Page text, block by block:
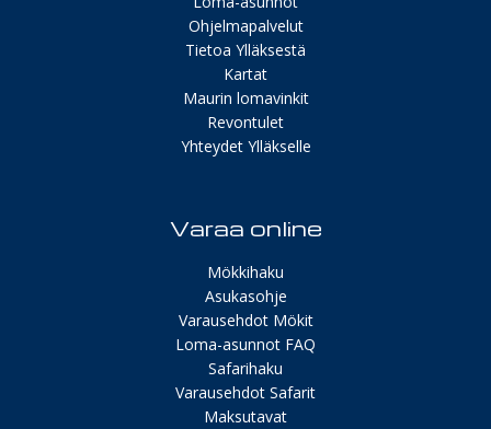
Ohjelmapalvelut
Tietoa Ylläksestä
Kartat
Maurin lomavinkit
Revontulet
Yhteydet Ylläkselle
Varaa online
Mökkihaku
Asukasohje
Varausehdot Mökit
Loma-asunnot FAQ
Safarihaku
Varausehdot Safarit
Maksutavat